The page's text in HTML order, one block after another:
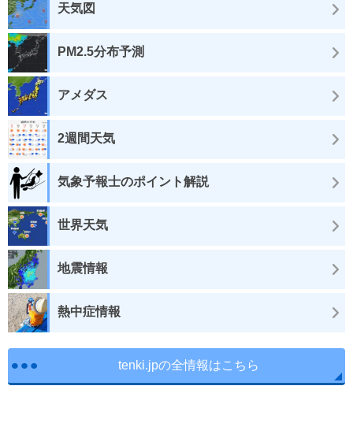
天気図
PM2.5分布予測
アメダス
2週間天気
気象予報士のポイント解説
世界天気
地震情報
熱中症情報
tenki.jpの全情報はこちら